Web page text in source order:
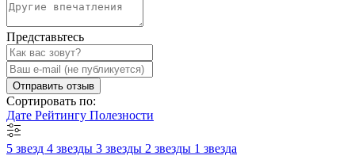
Представьтесь
Отправить отзыв
Сортировать по:
Дате Рейтингу Полезности
5 звезд 4 звезды 3 звезды 2 звезды 1 звезда